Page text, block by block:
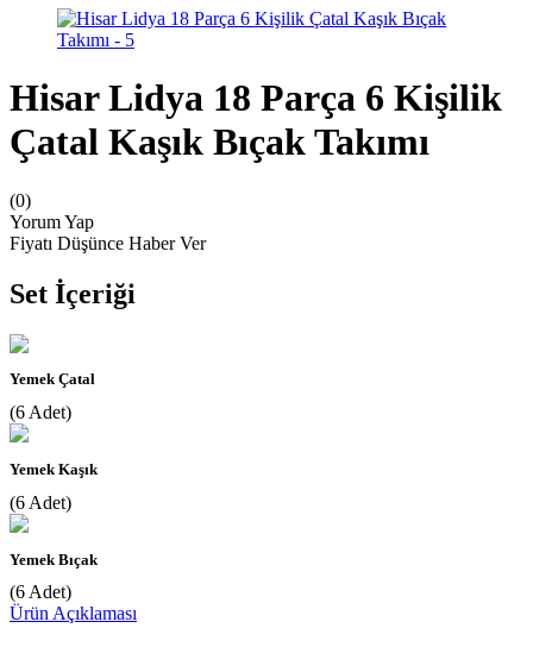
Hisar Lidya 18 Parça 6 Kişilik
Çatal Kaşık Bıçak Takımı
(0)
Yorum Yap
Fiyatı Düşünce Haber Ver
Set İçeriği
Yemek Çatal
(6 Adet)
Yemek Kaşık
(6 Adet)
Yemek Bıçak
(6 Adet)
Ürün Açıklaması